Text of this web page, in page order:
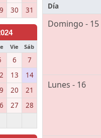
30 31
Vie Sáb
6
7
13
14
20
21
27
28
Día
Domingo - 15
Lunes - 16